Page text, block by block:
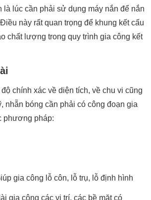
là lúc cần phải sử dụng máy nắn để nắn
này rất quan trọng để khung kết cấu
chất lượng trong quy trình gia công kết
chính xác về diện tích, về chu vi cũng
nhẵn bóng cần phải có công đoạn gia
phương pháp:
gia công lỗ côn, lỗ trụ, lỗ định hình
gia công các vị trí, các bề mặt có